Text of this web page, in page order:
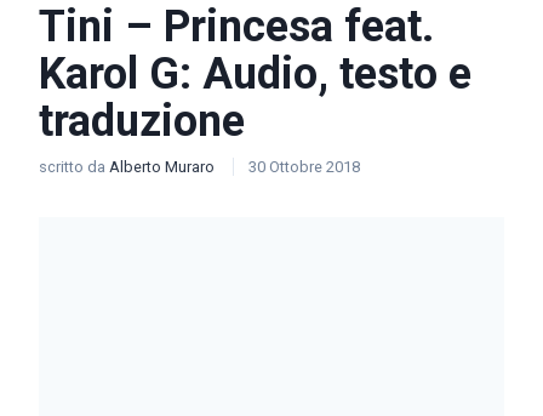
Tini – Princesa feat.
Karol G: Audio, testo e
traduzione
scritto da Alberto Muraro 30 Ottobre 2018